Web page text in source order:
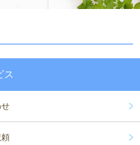
お待ちしております！
を搭載した人気のEMSマシン。
お待ちしております！
トロクレンジングの毛穴洗浄が大
ス
せ
頼